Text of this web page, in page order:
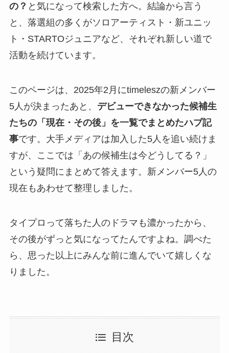
の？ と気になって検索した方へ。結論から言う
と、落選組の多くがソロアーティスト・新ユニッ
ト・STARTOジュニアなど、それぞれ新しい道で
活動を続けています。
このページは、2025年2月にtimeleszの新メンバー
5人が決まったあと、 デビューできなかった候補生
たちの「現在・その後」を一覧でまとめたハブ記
事です。大手メディアは加入した5人を追い続けま
すが、ここでは「あの候補生は今どうしてる？」
という疑問にまとめて答えます。新メンバー5人の
現在もあわせて整理しました。
タイプロって落ちた人のドラマも濃かったから、
その後がずっと気になってたんですよね。調べた
ら、思った以上にみんな前に進んでいて嬉しくな
りました。
目次